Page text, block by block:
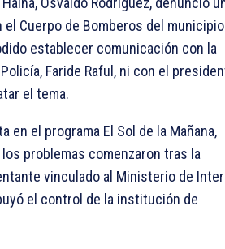
Cuerpo de Bomberos del
establecer comunicación con la
Faride Raful, ni con el
el tema.
en el programa El Sol de la Mañana,
problemas comenzaron tras la
vinculado al Ministerio de
el control de la institución de